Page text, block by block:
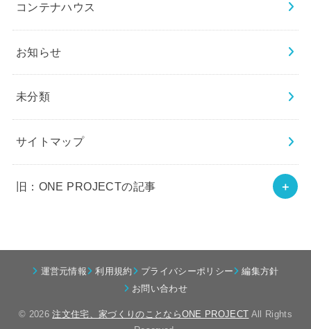
コンテナハウス
お知らせ
未分類
サイトマップ
旧：ONE PROJECTの記事
運営元情報 利用規約 プライバシーポリシー
編集方針
お問い合わせ
© 2026注文住宅、家づくりのことならONE PROJECT All Rights